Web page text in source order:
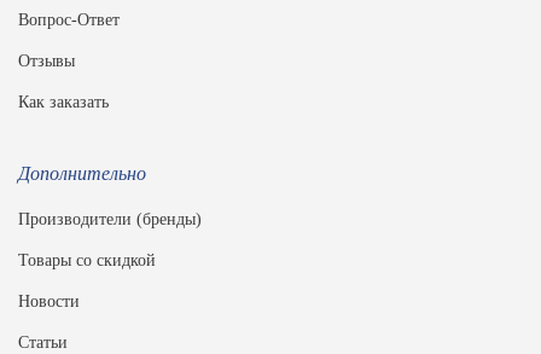
Вопрос-Ответ
Отзывы
Как заказать
Дополнительно
Производители (бренды)
Товары со скидкой
Новости
Статьи